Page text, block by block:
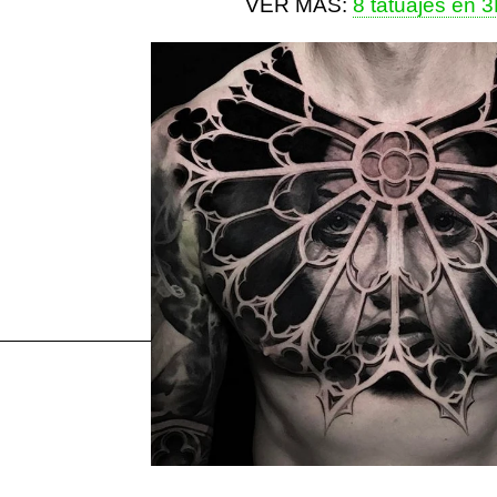
VER MÁS: 8 tatuajes en
Más sobre este tema:
tatuajes Instagram